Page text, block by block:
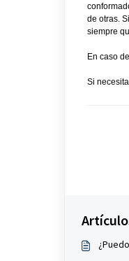
de otras.
siempre
En caso
Si